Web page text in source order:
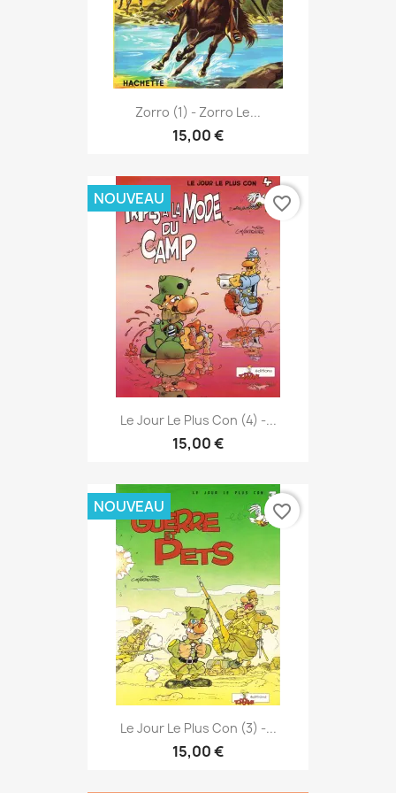
Zorro (1) - Zorro Le...
15,00 €
Le Jour Le Plus Con (4) -...
15,00 €
NOUVEAU favorite_border
Le Jour Le Plus Con (3) -...
15,00 €
NOUVEAU favorite_border